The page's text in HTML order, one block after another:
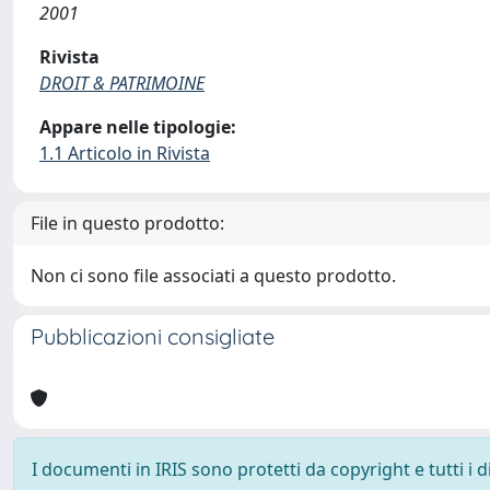
2001
Rivista
DROIT & PATRIMOINE
Appare nelle tipologie:
1.1 Articolo in Rivista
File in questo prodotto:
Non ci sono file associati a questo prodotto.
Pubblicazioni consigliate
I documenti in IRIS sono protetti da copyright e tutti i